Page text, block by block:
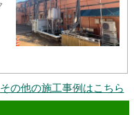
その他の施工事例はこちら